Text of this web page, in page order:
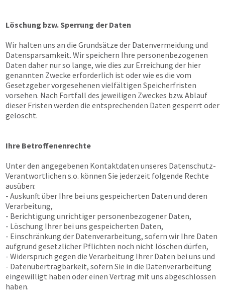
Löschung bzw. Sperrung der Daten
Wir halten uns an die Grundsätze der Datenvermeidung und
Datensparsamkeit. Wir speichern Ihre personenbezogenen
Daten daher nur so lange, wie dies zur Erreichung der hier
genannten Zwecke erforderlich ist oder wie es die vom
Gesetzgeber vorgesehenen vielfältigen Speicherfristen
vorsehen. Nach Fortfall des jeweiligen Zweckes bzw. Ablauf
dieser Fristen werden die entsprechenden Daten gesperrt oder
gelöscht.
Ihre Betroffenenrechte
Unter den angegebenen Kontaktdaten unseres Datenschutz-
Verantwortlichen s.o. können Sie jederzeit folgende Rechte
ausüben:
- Auskunft über Ihre bei uns gespeicherten Daten und deren
Verarbeitung,
- Berichtigung unrichtiger personenbezogener Daten,
- Löschung Ihrer bei uns gespeicherten Daten,
- Einschränkung der Datenverarbeitung, sofern wir Ihre Daten
aufgrund gesetzlicher Pflichten noch nicht löschen dürfen,
- Widerspruch gegen die Verarbeitung Ihrer Daten bei uns und
- Datenübertragbarkeit, sofern Sie in die Datenverarbeitung
eingewilligt haben oder einen Vertrag mit uns abgeschlossen
haben.